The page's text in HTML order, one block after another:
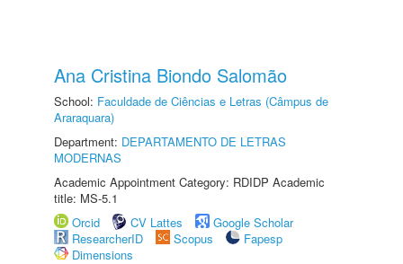
Ana Cristina Biondo Salomão
School: Faculdade de Ciências e Letras (Câmpus de
Araraquara)
Department: DEPARTAMENTO DE LETRAS
MODERNAS
Academic Appointment Category: RDIDP Academic
title: MS-5.1
Orcid
CV Lattes
Google Scholar
ResearcherID
Scopus
Fapesp
Dimensions